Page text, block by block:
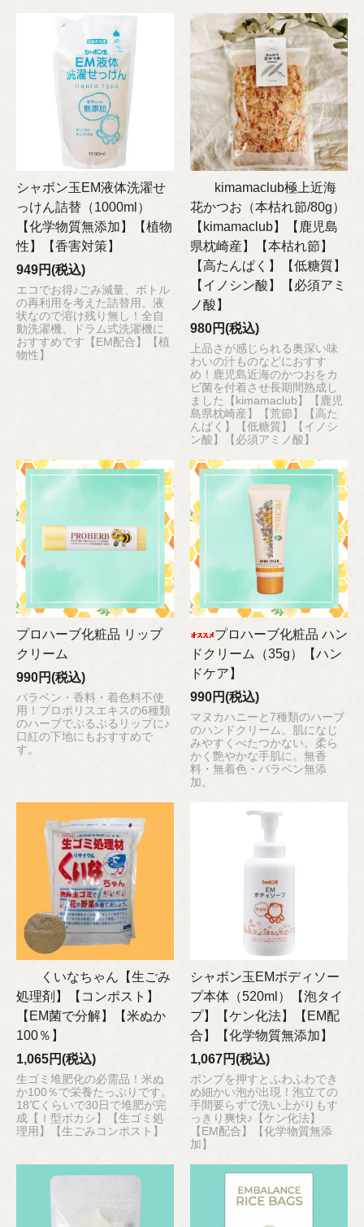
シャボン玉EM液体洗濯せ
っけん詰替（1000ml）
【化学物質無添加】【植物
性】【香害対策】
949円(税込)
エコでお得♪ごみ減量、ボトル
の再利用を考えた詰替用。液
状なので溶け残り無し！全自
動洗濯機、ドラム式洗濯機に
おすすめです【EM配合】【植
物性】
kimamaclub極上近海
花かつお（本枯れ節/80g）
【kimamaclub】【鹿児島
県枕崎産】【本枯れ節】
【高たんぱく】【低糖質】
【イノシン酸】【必須アミ
ノ酸】
980円(税込)
上品さが感じられる奥深い味
わいの汁ものなどにおすす
め！鹿児島近海のかつおをカ
ビ菌を付着させ長期間熟成し
ました【kimamaclub】【鹿児
島県枕崎産】【荒節】【高た
んぱく】【低糖質】【イノシ
ン酸】【必須アミノ酸】
プロハーブ化粧品 リップ
クリーム
990円(税込)
パラベン・香料・着色料不使
用！プロポリスエキスの6種類
のハーブでぷるぷるリップに♪
口紅の下地にもおすすめで
す。
プロハーブ化粧品 ハン
ドクリーム（35g）【ハン
ドケア】
990円(税込)
マヌカハニーと7種類のハーブ
のハンドクリーム。肌になじ
みやすくべたつかない。柔ら
かく艶やかな手肌に。無香
料・無着色・パラベン無添
加。
くいなちゃん【生ごみ
処理剤】【コンポスト】
【EM菌で分解】【米ぬか
100％】
1,065円(税込)
生ゴミ堆肥化の必需品！米ぬ
か100％で栄養たっぷりです。
18℃くらいで30日で堆肥が完
成【Ⅰ型ボカシ】【生ゴミ処
理用】【生ごみコンポスト】
シャボン玉EMボディソー
プ本体（520ml）【泡タイ
プ】【ケン化法】【EM配
合】【化学物質無添加】
1,067円(税込)
ポンプを押すとふわふわでき
め細かい泡が出現！泡立ての
手間要らずで洗い上がりもす
っきり爽快♪【ケン化法】
【EM配合】【化学物質無添
加】